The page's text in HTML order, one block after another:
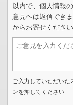
以内で、個人情報
意見へは返信でき
からお寄せください
ご入力していただいた
ンを押してください